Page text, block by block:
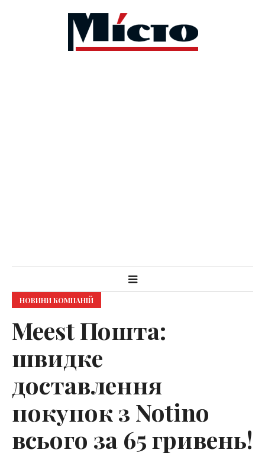
НОВИНИ КОМПАНІЙ
Meest Пошта:
швидке
доставлення
покупок з Notino
всього за 65 гривень!